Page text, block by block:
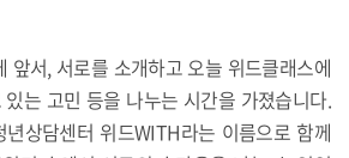
앞서, 서로를 소개하고 오늘 위드클래스에
는 고민 등을 나누는 시간을 가졌습니다.
상담센터 위드WITH라는 이름으로 함께